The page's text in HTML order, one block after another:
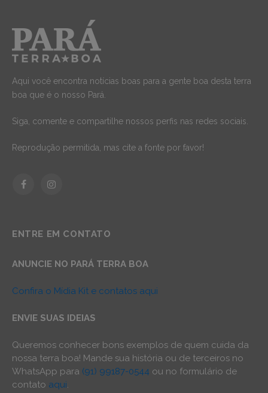
Aqui você encontra notícias boas para a gente boa desta terra
boa que é o nosso Pará.
Siga, comente e compartilhe nossos perfis nas redes sociais.
Reprodução permitida, mas cite a fonte por favor!
FacebookInstagram
ENTRE EM CONTATO
ANUNCIE NO PARÁ TERRA BOA
Confira o Mídia Kit e contatos aqui
ENVIE SUAS IDEIAS
Queremos conhecer bons exemplos de quem cuida da
nossa terra boa! Mande sua história ou de terceiros no
WhatsApp para (91) 99187-0544 ou no formulário de
contato aqui.